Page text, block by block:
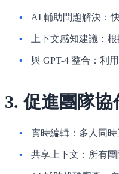
AI 輔助問題解決 ：
上下文感知建議 ：
與 GPT-4 整合 ：利
3. 促進團隊協
實時編輯 ：多人同
共享上下文 ：所有